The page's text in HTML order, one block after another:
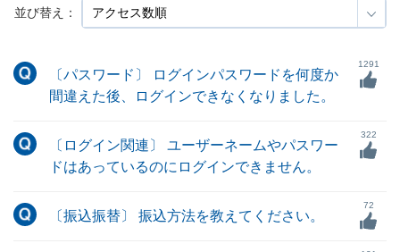
並び替え：
〔パスワード〕 ログインパスワードを何度か
間違えた後、ログインできなくなりました。
1291
〔ログイン関連〕 ユーザーネームやパスワー
ドはあっているのにログインできません。
322
〔振込振替〕 振込方法を教えてください。
72